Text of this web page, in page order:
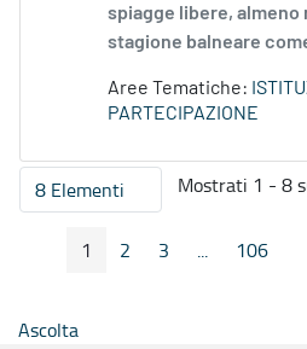
spiagge libere, almeno
stagione balneare
Aree Tematiche:
PARTECIPAZIONE
8 ElementiPer pagina
Mostrati 1 - 8
Pagina Precedente
Pagina
1 Pagina
2 Pagina
3 ...
PaginePagina
106
Ascolta